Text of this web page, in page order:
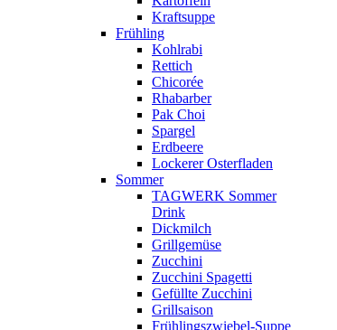
Kraftsuppe
Frühling
Kohlrabi
Rettich
Chicorée
Rhabarber
Pak Choi
Spargel
Erdbeere
Lockerer Osterfladen
Sommer
TAGWERK Sommer
Drink
Dickmilch
Grillgemüse
Zucchini
Zucchini Spagetti
Gefüllte Zucchini
Grillsaison
Frühlingszwiebel-Suppe